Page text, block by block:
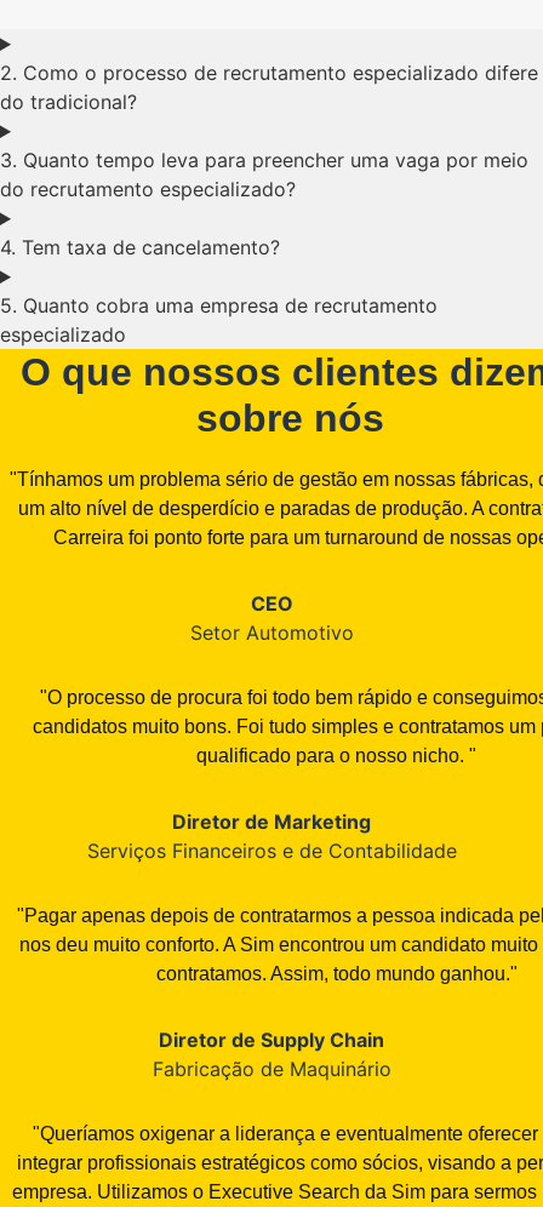
2. Como o processo de recrutamento especializado difere
do tradicional?
3. Quanto tempo leva para preencher uma vaga por meio
do recrutamento especializado?
4. Tem taxa de cancelamento?
5. Quanto cobra uma empresa de recrutamento
especializado
O que nossos clientes
sobre nós
"Tínhamos um problema sério de gestão em nossas fábricas,
um alto nível de desperdício e paradas de produção. A
Carreira foi ponto forte para um turnaround de nossas
CEO
Setor Automotivo
"O processo de procura foi todo bem rápido e
candidatos muito bons. Foi tudo simples e contratamos um
qualificado para o nosso nicho. "
Diretor de Marketing
Serviços Financeiros e de Contabilidade
"Pagar apenas depois de contratarmos a pessoa indicada
nos deu muito conforto. A Sim encontrou um candidato
contratamos. Assim, todo mundo ganhou."
Diretor de Supply Chain
Fabricação de Maquinário
"Queríamos oxigenar a liderança e eventualmente
integrar profissionais estratégicos como sócios, visando a
empresa. Utilizamos o Executive Search da Sim para sermos